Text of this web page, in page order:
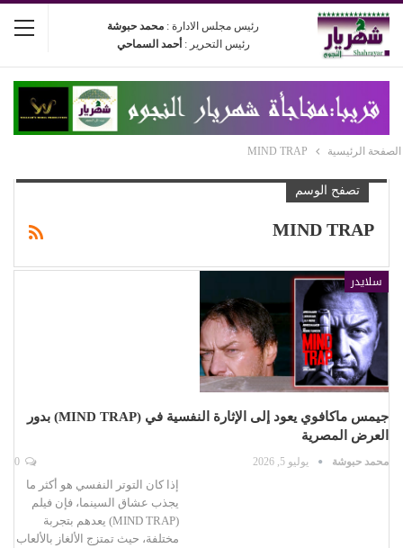
رئيس مجلس الادارة : محمد حبوشة
رئيس التحرير : أحمد السماحي
الصفحة الرئيسية MIND TRAP
تصفح الوسم
MIND TRAP
سلايدر
جيمس ماكافوي يعود إلى الإثارة النفسية في (MIND TRAP) بدور
العرض المصرية
محمد حبوشة يوليو 5, 2026
إذا كان التوتر النفسي هو أكثر ما
يجذب عشاق السينما، فإن فيلم
(MIND TRAP) يعدهم بتجربة
مختلفة، حيث تمتزج الألغاز بالألعاب